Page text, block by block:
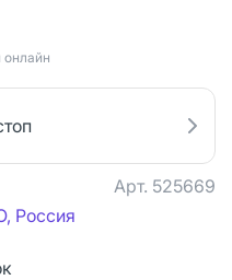
онлайн
Арт. 525669
Россия